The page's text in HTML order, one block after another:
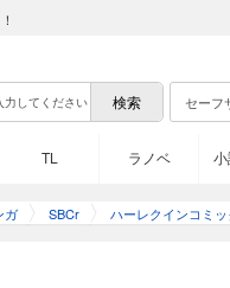
セーフ
TL ラノベ
ガ SBCr ハーレクインコミッ